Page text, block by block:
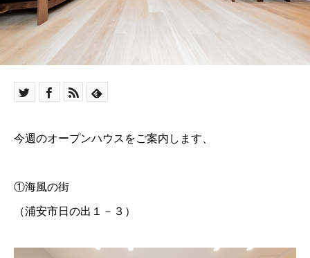
今週のオープンハウスをご案内します、
①海風の街
（浦安市日の出１－３）